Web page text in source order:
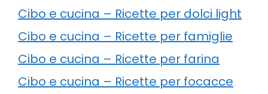
Cibo e cucina – Ricette per dolci light
Cibo e cucina – Ricette per famiglie
Cibo e cucina – Ricette per farina
Cibo e cucina – Ricette per focacce